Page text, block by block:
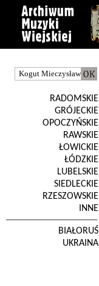
RADOMSKIE
GRÓJECKIE
OPOCZYŃSKIE
RAWSKIE
ŁOWICKIE
ŁÓDZKIE
LUBELSKIE
SIEDLECKIE
RZESZOWSKIE
INNE
BIAŁORUŚ
UKRAINA